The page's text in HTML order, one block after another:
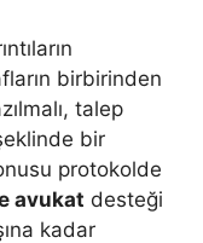
birbirinden
talep
bir
protokolde
avukat desteği
kadar